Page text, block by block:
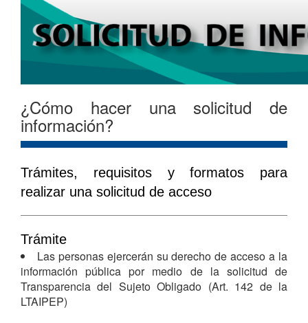
¿Cómo hacer una solicitud de
información?
Trámites, requisitos y formatos para
realizar una solicitud de acceso
Trámite
Las personas ejercerán su derecho de acceso a la
información pública por medio de la solicitud de
Transparencia del Sujeto Obligado (Art. 142 de la
LTAIPEP)